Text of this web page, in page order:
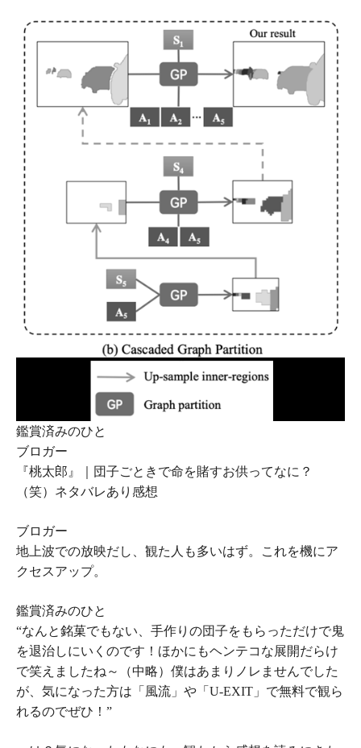
鑑賞済みのひと
ブロガー
『桃太郎』｜団子ごときで命を賭すお供ってなに？
（笑）ネタバレあり感想
ブロガー
地上波での放映だし、観た人も多いはず。これを機にア
クセスアップ。
鑑賞済みのひと
“なんと銘菓でもない、手作りの団子をもらっただけで鬼
を退治しにいくのです！ほかにもヘンテコな展開だらけ
で笑えましたね～（中略）僕はあまりノレませんでした
が、気になった方は「風流」や「U-EXIT」で無料で観ら
れるのでぜひ！”